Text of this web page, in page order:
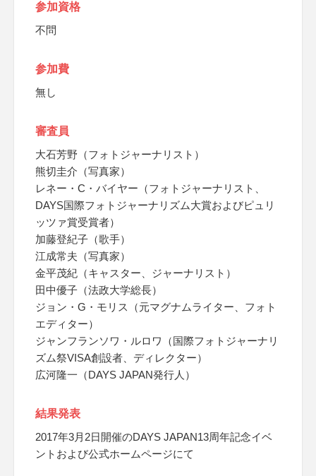
参加資格
不問
参加費
無し
審査員
大石芳野（フォトジャーナリスト）
熊切圭介（写真家）
レネー・C・バイヤー（フォトジャーナリスト、
DAYS国際フォトジャーナリズム大賞およびピュリ
ッツァ賞受賞者）
加藤登紀子（歌手）
江成常夫（写真家）
金平茂紀（キャスター、ジャーナリスト）
田中優子（法政大学総長）
ジョン・G・モリス（元マグナムライター、フォト
エディター）
ジャンフランソワ・ルロワ（国際フォトジャーナリ
ズム祭VISA創設者、ディレクター）
広河隆一（DAYS JAPAN発行人）
結果発表
2017年3月2日開催のDAYS JAPAN13周年記念イベ
ントおよび公式ホームページにて